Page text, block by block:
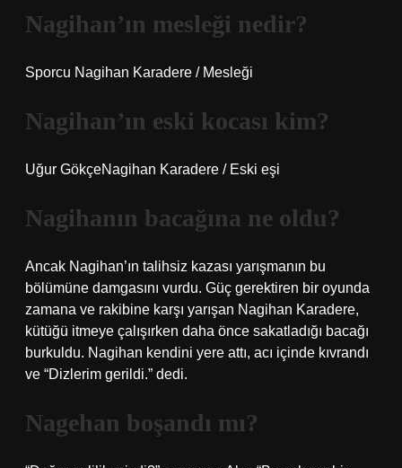
Nagihan’ın mesleği nedir?
Sporcu Nagihan Karadere / Mesleği
Nagihan’ın eski kocası kim?
Uğur GökçeNagihan Karadere / Eski eşi
Nagihanın bacağına ne oldu?
Ancak Nagihan’ın talihsiz kazası yarışmanın bu
bölümüne damgasını vurdu. Güç gerektiren bir oyunda
zamana ve rakibine karşı yarışan Nagihan Karadere,
kütüğü itmeye çalışırken daha önce sakatladığı bacağı
burkuldu. Nagihan kendini yere attı, acı içinde kıvrandı
ve “Dizlerim gerildi.” dedi.
Nagehan boşandı mı?